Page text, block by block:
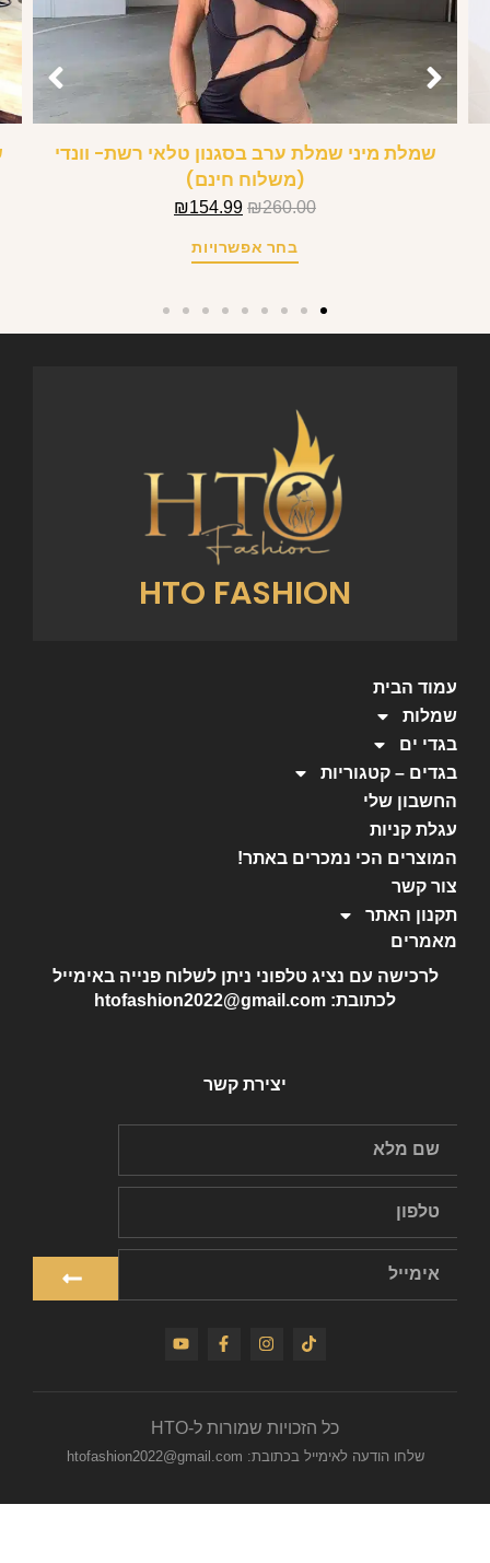
שמלת מיני שמלת ערב בסגנון טלאי רשת- וונדי
(משלוח חינם)
₪260.00
₪154.99
בחר אפשרויות
HTO FASHION
עמוד הבית
שמלות
בגדי ים
בגדים – קטגוריות
החשבון שלי
עגלת קניות
המוצרים הכי נמכרים באתר!
צור קשר
תקנון האתר
מאמרים
לרכישה עם נציג טלפוני ניתן לשלוח פנייה באימייל
לכתובת: htofashion2022@gmail.com
יצירת קשר
כל הזכויות שמורות ל-HTO
שלחו הודעה לאימייל בכתובת: htofashion2022@gmail.com